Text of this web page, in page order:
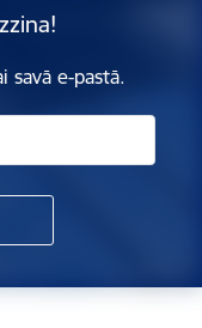
savā e-pastā.